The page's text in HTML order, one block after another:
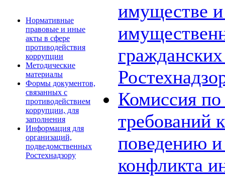
Нормативные
правовые и иные
акты в сфере
противодействия
коррупции
Методические
материалы
Формы документов,
связанных с
противодействием
коррупции, для
заполнения
Информация для
организаций,
подведомственных
Ростехнадзору
имуществе и
Комиссия
требований
поведению
конфликта